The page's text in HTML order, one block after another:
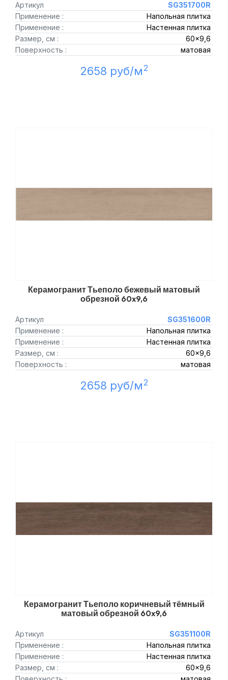
Артикул
SG351700R
Применение :
Напольная плитка
Применение :
Настенная плитка
Размер, см :
60x9,6
Поверхность :
матовая
2658 руб/м2
Керамогранит Тьеполо бежевый матовый
обрезной 60x9,6
Артикул
SG351600R
Применение :
Напольная плитка
Применение :
Настенная плитка
Размер, см :
60x9,6
Поверхность :
матовая
2658 руб/м2
Керамогранит Тьеполо коричневый тёмный
матовый обрезной 60x9,6
Артикул
SG351100R
Применение :
Напольная плитка
Применение :
Настенная плитка
Размер, см :
60x9,6